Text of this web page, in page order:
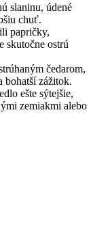
slaninu, údené
chuť.
papričky,
skutočne ostrú
čedarom,
bohatší zážitok.
ešte sýtejšie,
zemiakmi alebo